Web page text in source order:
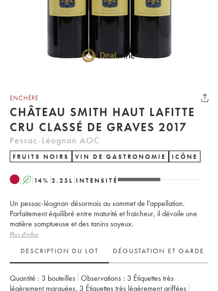
ENCHÈRE
CHÂTEAU SMITH HAUT LAFITTE
CRU CLASSÉ DE GRAVES 2017
Pessac-Léognan AOC
FRUITS NOIRS VIN DE GASTRONOMIE ICÔNE
A 14% 2.25 L INTENSITÉ
Un pessac-léognan désormais au sommet de l'appellation.
Parfaitement équilibré entre maturité et fraîcheur, il dévoile une
matière somptueuse et des tanins soyeux.
Plus d'infos
DESCRIPTION DU LOT
DÉGUSTATION ET GARDE
Quantité : 3 bouteilles Observations : 3 Étiquettes très
légèrement marquées, 3 Étiquettes très légèrement griffées